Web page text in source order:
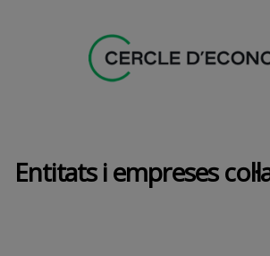
Entitats i empreses